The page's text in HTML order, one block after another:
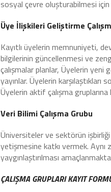
sosyal çevre oluşturabilmesi
Üye İlişkileri Geliştirme
Kayıtlı üyelerin memnuniyeti,
bilgilerinin güncellenmesi ve
çalışmalar planlar, Üyelerin yeni
yayınlar. Üyelerin
Üyelerin aktif çalışma gruplarına
Veri Bilimi Çalışma Grubu
Üniversiteler ve sektörün işbirliği
yetişmesine katkı vermek. Aynı
yaygınlaştırılması
ÇALIŞMA GRUPLARI KAYIT